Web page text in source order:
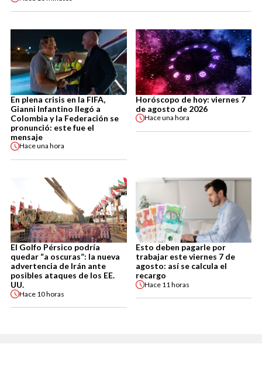
En plena crisis en la FIFA,
Gianni Infantino llegó a
Colombia y la Federación se
pronunció: este fue el
mensaje
Haceuna hora
Horóscopo de hoy: viernes 7
de agosto de 2026
Haceuna hora
El Golfo Pérsico podría
quedar “a oscuras”: la nueva
advertencia de Irán ante
posibles ataques de los EE.
UU.
Hace 10 horas
Esto deben pagarle por
trabajar este viernes 7 de
agosto: así se calcula el
recargo
Hace 11 horas